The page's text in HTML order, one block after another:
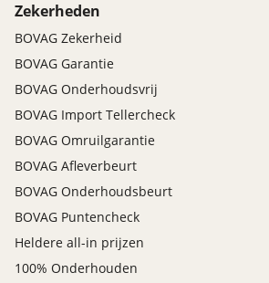
Dodehoek detector
Elektronisch Stabiliteits Programma
Hill hold functie
Verkeersbord detectie
Vermoeidheids herkenning
Zekerheden
BOVAG Zekerheid
BOVAG Garantie
BOVAG Onderhoudsvrij
BOVAG Import Tellercheck
BOVAG Omruilgarantie
BOVAG Afleverbeurt
BOVAG Onderhoudsbeurt
BOVAG Puntencheck
Heldere all-in prijzen
100% Onderhouden